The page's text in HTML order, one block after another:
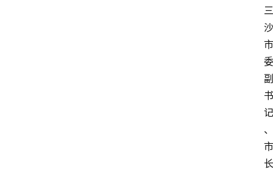
三
沙
市
委
副
书
记
、
市
长